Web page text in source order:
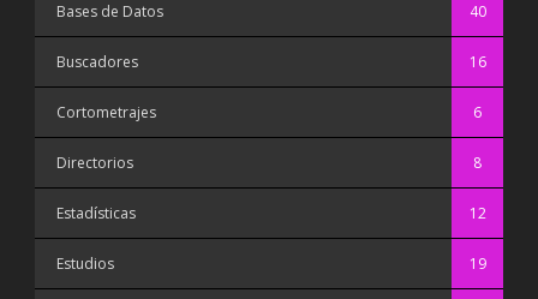
Bases de Datos 40
Buscadores 16
Cortometrajes 6
Directorios 8
Estadísticas 12
Estudios 19